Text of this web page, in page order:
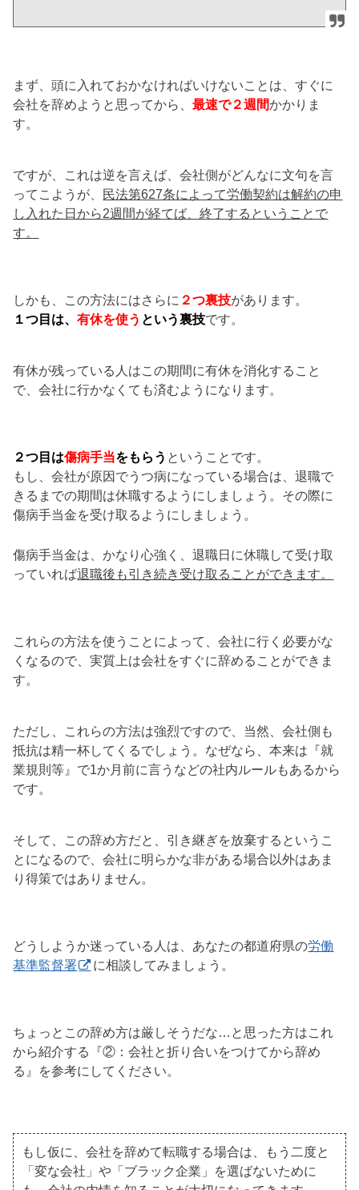
まず、頭に入れておかなければいけないことは、すぐに
会社を辞めようと思ってから、最速で２週間かかりま
す。
ですが、これは逆を言えば、会社側がどんなに文句を言
ってこようが、 民法第627条によって労働契約は解約の申
し入れた日から2週間が経てば、終了するということで
す。
しかも、この方法にはさらに ２つ裏技があります。
１つ目は、有休を使う という裏技です。
有休が残っている人はこの期間に有休を消化すること
で、会社に行かなくても済むようになります。
２つ目は傷病手当をもらう ということです。
もし、会社が原因でうつ病になっている場合は、退職で
きるまでの期間は休職するようにしましょう。その際に
傷病手当金を受け取るようにしましょう。
傷病手当金は、かなり心強く、退職日に休職して受け取
っていれば退職後も引き続き受け取ることができます。
これらの方法を使うことによって、会社に行く必要がな
くなるので、実質上は会社をすぐに辞めることができま
す。
ただし、これらの方法は強烈ですので、当然、会社側も
抵抗は精一杯してくるでしょう。なぜなら、本来は『就
業規則等』で1か月前に言うなどの社内ルールもあるから
です。
そして、この辞め方だと、引き継ぎを放棄するというこ
とになるので、会社に明らかな非がある場合以外はあま
り得策ではありません。
どうしようか迷っている人は、あなたの都道府県の労働
基準監督署
に相談してみましょう。
ちょっとこの辞め方は厳しそうだな…と思った方はこれ
から紹介する『②：会社と折り合いをつけてから辞め
る』を参考にしてください。
もし仮に、会社を辞めて転職する場合は、もう二度と
「変な会社」や「ブラック企業」を選ばないために